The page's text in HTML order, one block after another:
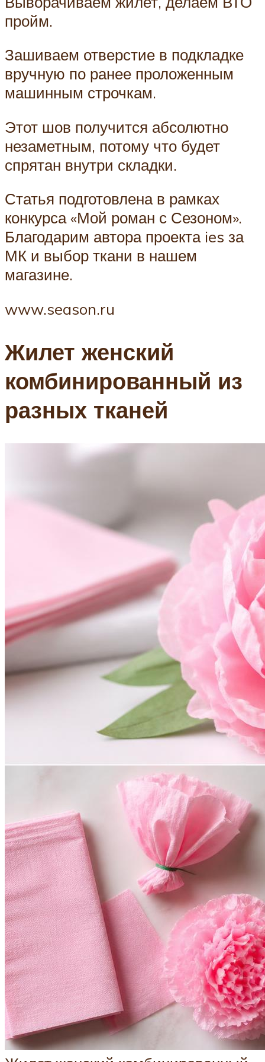
пройм.
Зашиваем отверстие в подкладке
вручную по ранее проложенным
машинным строчкам.
Этот шов получится абсолютно
незаметным, потому что будет
спрятан внутри складки.
Статья подготовлена в рамках
конкурса «Мой роман с Сезоном».
Благодарим автора проекта ies за
МК и выбор ткани в нашем
магазине.
www.season.ru
Жилет женский
комбинированный из
разных тканей